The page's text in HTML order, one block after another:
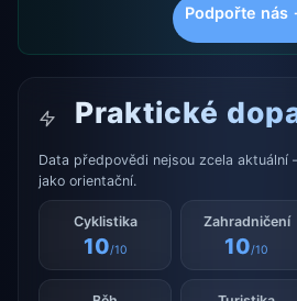
Podpořte nás
Praktické
Data předpovědi nejsou zcela
jako orientační.
Cyklistika
10/10
Zahradničení
10/10